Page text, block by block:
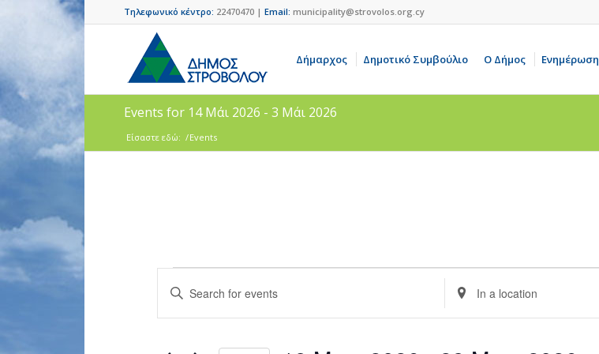
Τηλεφωνικό κέντρο: 22470470 | Email: municipality@strovolos.org.cy
Δήμαρχος Δημοτικό Συμβούλιο Ο Δήμος Ενημέρωση
Events for 14 Μάι 2026 - 3 Μάι 2026
Είσαστε εδώ: /Events
Events
Search
and
Enter
Keyword.
Search
Enter
Location.
Search